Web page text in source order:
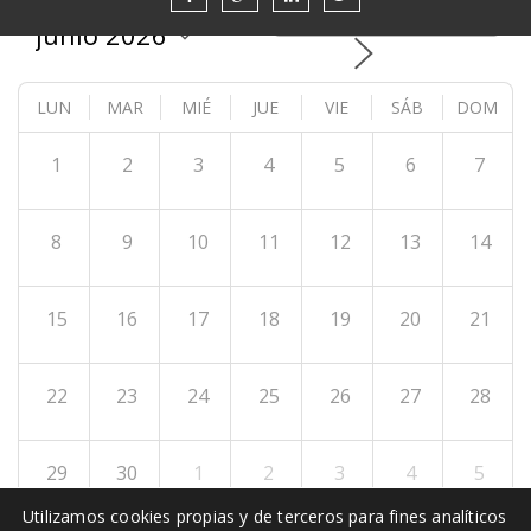
LUN MAR MIÉ JUE VIE SÁB DOM
1 2 3 4 5 6 7
8 9 10 11 12 13 14
15 16 17 18 19 20 21
22 23 24 25 26 27 28
29 30 1 2 3 4 5
Utilizamos cookies propias y de terceros para fines analíticos